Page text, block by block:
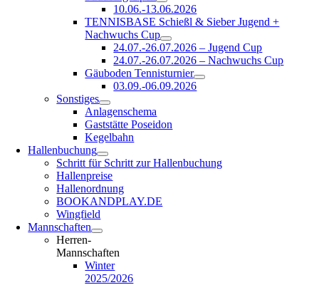
10.06.-13.06.2026
TENNISBASE Schießl & Sieber Jugend +
Nachwuchs Cup
24.07.-26.07.2026 – Jugend Cup
24.07.-26.07.2026 – Nachwuchs Cup
Gäuboden Tennisturnier
03.09.-06.09.2026
Sonstiges
Anlagenschema
Gaststätte Poseidon
Kegelbahn
Hallenbuchung
Schritt für Schritt zur Hallenbuchung
Hallenpreise
Hallenordnung
BOOKANDPLAY.DE
Wingfield
Mannschaften
Herren-
Mannschaften
Winter
2025/2026